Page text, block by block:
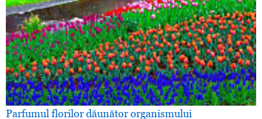
Parfumul florilor dăunător organismului